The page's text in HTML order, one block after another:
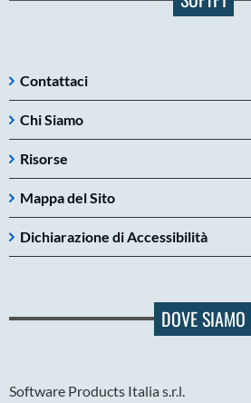
Contattaci
Chi Siamo
Risorse
Mappa del Sito
Dichiarazione di Accessibilità
DOVE SIAMO
Software Products Italia s.r.l.